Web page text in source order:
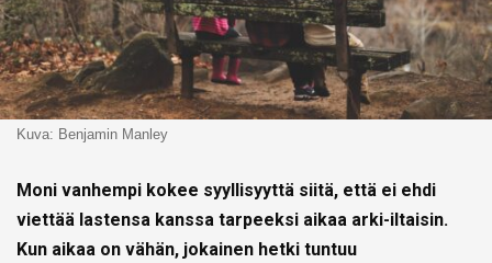
Kuva: Benjamin Manley
Moni vanhempi kokee syyllisyyttä siitä, että ei ehdi
viettää lastensa kanssa tarpeeksi aikaa arki-iltaisin.
Kun aikaa on vähän, jokainen hetki tuntuu